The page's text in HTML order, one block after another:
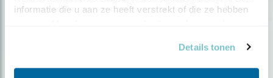
informatie die u aan ze heeft verstrekt of die ze hebben
Details tonen